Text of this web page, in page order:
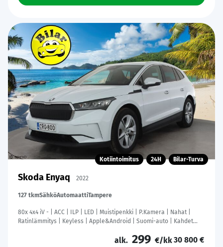
Kotiintoimitus 24H Bilar-Turva
Skoda Enyaq 2022
127 tkmSähköAutomaattiTampere
80x 4x4 iV - | ACC | ILP | LED | Muistipenkki | P.Kamera | Nahat |
Ratinlämmitys | Keyless | Apple&Android | Suomi-auto | Kahdet
alk. 299 €/kk30 800 €